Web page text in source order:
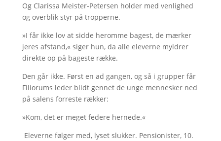
Og Clarissa Meister-Petersen holder med venlighed
og overblik styr på tropperne.
»I får ikke lov at sidde heromme bagest, de mærker
jeres afstand,« siger hun, da alle eleverne myldrer
direkte op på bageste række.
Den går ikke. Først en ad gangen, og så i grupper får
Filiorums leder blidt gennet de unge mennesker ned
på salens forreste rækker:
»Kom, det er meget federe hernede.«
Eleverne følger med, lyset slukker. Pensionister, 10.